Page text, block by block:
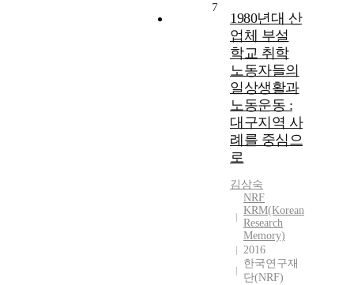
7
1980년대 산
업체 부설
학교 취학
노동자들의
일상생활과
노동운동 :
대구지역 사
례를 중심으
로
김상숙
NRF
KRM(Korean
Research
Memory)
2016
한국연구재
단(NRF)